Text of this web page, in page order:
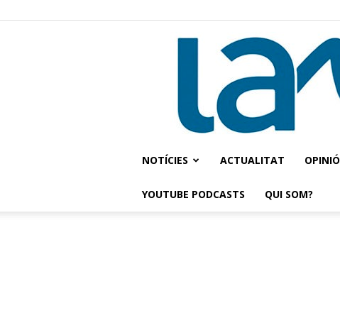
NOTÍCIES ACTUALITAT OPINIÓ
YOUTUBE PODCASTS QUI SOM?